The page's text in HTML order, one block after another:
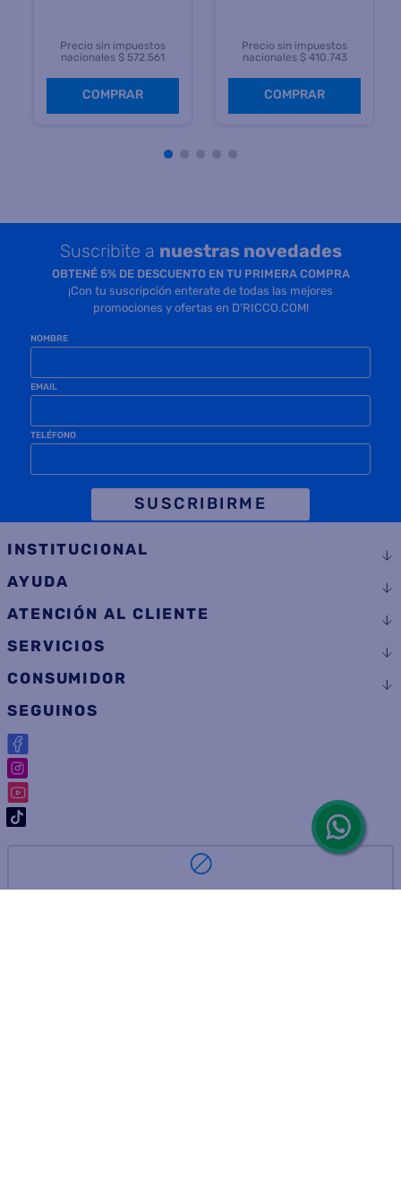
Precio sin impuestos
nacionales $ 572.561
COMPRAR
Precio sin impuestos
nacionales $ 410.743
COMPRAR
Suscribite a nuestras novedades
OBTENÉ 5% DE DESCUENTO EN TU PRIMERA COMPRA
¡Con tu suscripción enterate de todas las mejores
promociones y ofertas en D'RICCO.COM!
NOMBRE
EMAIL
TELÉFONO
SUSCRIBIRME
INSTITUCIONAL
AYUDA
ATENCIÓN AL CLIENTE
SERVICIOS
CONSUMIDOR
SEGUINOS